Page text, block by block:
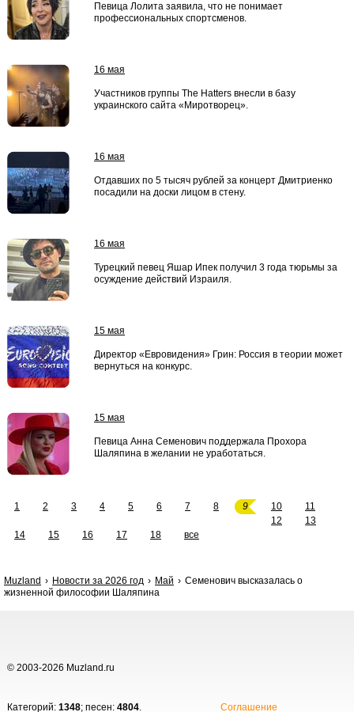
Певица Лолита заявила, что не понимает
профессиональных спортсменов.
16 мая
Участников группы The Hatters внесли в базу
украинского сайта «Миротворец».
16 мая
Отдавших по 5 тысяч рублей за концерт Дмитриенко
посадили на доски лицом в стену.
16 мая
Турецкий певец Яшар Ипек получил 3 года тюрьмы за
осуждение действий Израиля.
15 мая
Директор «Евровидения» Грин: Россия в теории может
вернуться на конкурс.
15 мая
Певица Анна Семенович поддержала Прохора
Шаляпина в желании не уработаться.
1 2 3 4 5 6 7 8 9 10
11
12
13
14
15 16 17 18 все
Muzland Новости за 2026 год Май
Семенович высказалась о
жизненной философии Шаляпина
© 2003-2026 Muzland.ru
Категорий: 1348; песен: 4804. Соглашение